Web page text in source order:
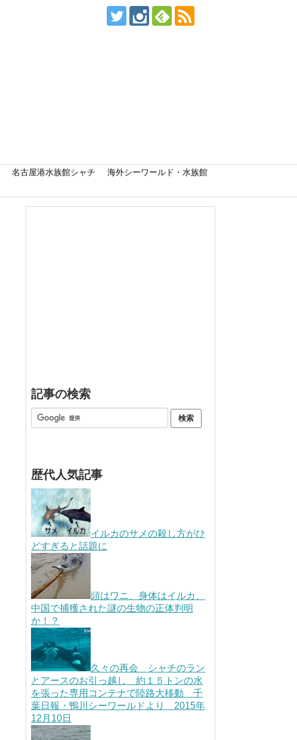
名古屋港水族館シャチ
海外シーワールド・水族館
記事の検索
歴代人気記事
イルカのサメの殺し方がひ
どすぎると話題に
頭はワニ、身体はイルカ、
中国で捕獲された謎の生物の正体判明
か！？
久々の再会 シャチのラン
とアースのお引っ越し 約１５トンの水
を張った専用コンテナで陸路大移動 千
葉日報・鴨川シーワールドより 2015年
12月10日